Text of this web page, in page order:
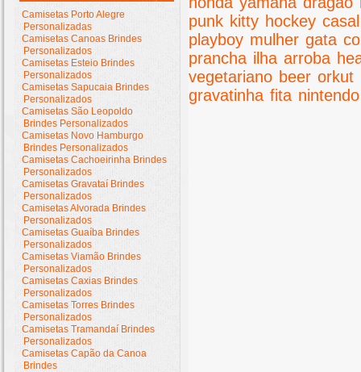
Camisetas Porto Alegre
Personalizadas
Camisetas Canoas Brindes
Personalizados
Camisetas Esteio Brindes
Personalizados
Camisetas Sapucaia Brindes
Personalizados
Camisetas São Leopoldo
Brindes Personalizados
Camisetas Novo Hamburgo
Brindes Personalizados
Camisetas Cachoeirinha Brindes
Personalizados
Camisetas Gravataí Brindes
Personalizados
Camisetas Alvorada Brindes
Personalizados
Camisetas Guaíba Brindes
Personalizados
Camisetas Viamão Brindes
Personalizados
Camisetas Caxias Brindes
Personalizados
Camisetas Torres Brindes
Personalizados
Camisetas Tramandaí Brindes
Personalizados
Camisetas Capão da Canoa
Brindes
punk kitty hockey casal
playboy mulher gata
prancha ilha arroba
vegetariano beer orkut
gravatinha fita nintendo